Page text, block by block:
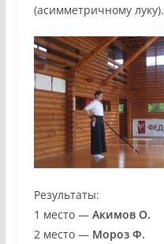
(асимметричному луку).
Результаты:
1 место — Акимов О.
2 место — Мороз Ф.